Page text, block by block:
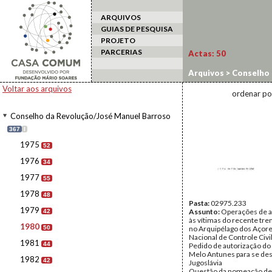
ARQUIVOS
GUIAS DE PESQUISA
PROJETO
PARCERIAS
Voltar aos arquivos
Conselho da Revolução/José Manuel Barroso
367 I
1975 52
1976 34
1977 55
1978 48
1979 42
1980 50
1981 44
1982 42
Actas: 50
Arquivos > Conselho
ordenar
Pasta:02975.233
Assunto: Operações de
às vítimas do recente
no Arquipélago dos
Nacional de Controle Civil
Pedido de autorização do
Melo Antunes para se
Jugoslávia